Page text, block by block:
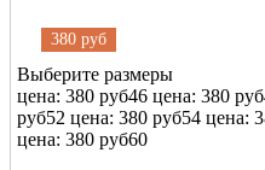
380 руб
Выберите размеры
цена: 380 руб46 цена: 380 руб
руб52 цена: 380 руб54 цена:
цена: 380 руб60